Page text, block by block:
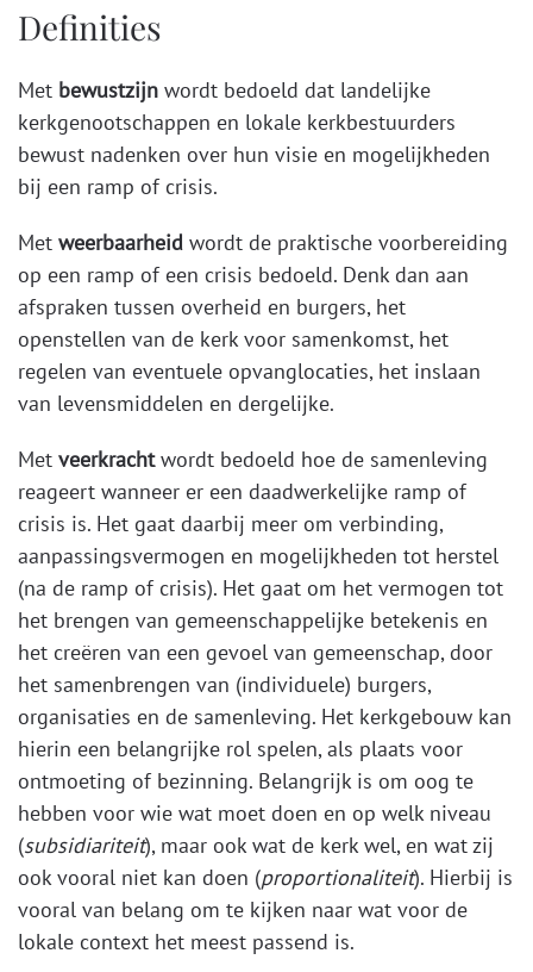
Definities
Met bewustzijn wordt bedoeld dat landelijke
kerkgenootschappen en lokale kerkbestuurders
bewust nadenken over hun visie en mogelijkheden
bij een ramp of crisis.
Met weerbaarheid wordt de praktische voorbereiding
op een ramp of een crisis bedoeld. Denk dan aan
afspraken tussen overheid en burgers, het
openstellen van de kerk voor samenkomst, het
regelen van eventuele opvanglocaties, het inslaan
van levensmiddelen en dergelijke.
Met veerkrachtwordt bedoeld hoe de samenleving
reageert wanneer er een daadwerkelijke ramp of
crisis is. Het gaat daarbij meer om verbinding,
aanpassingsvermogen en mogelijkheden tot herstel
(na de ramp of crisis). Het gaat om het vermogen tot
het brengen van gemeenschappelijke betekenis en
het creëren van een gevoel van gemeenschap, door
het samenbrengen van (individuele) burgers,
organisaties en de samenleving. Het kerkgebouw kan
hierin een belangrijke rol spelen, als plaats voor
ontmoeting of bezinning. Belangrijk is om oog te
hebben voor wie wat moet doen en op welk niveau
(subsidiariteit), maar ook wat de kerk wel, en wat zij
ook vooral niet kan doen (proportionaliteit). Hierbij is
vooral van belang om te kijken naar wat voor de
lokale context het meest passend is.